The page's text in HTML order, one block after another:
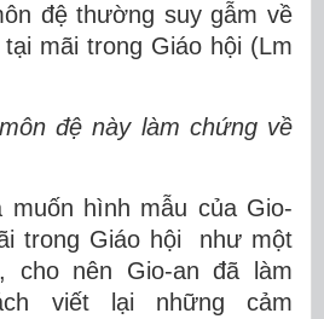
đệ thường suy gẫm về
mãi trong Giáo hội (Lm
đệ này làm chứng về
muốn hình mẫu của Gio-
trong Giáo hội như một
cho nên Gio-an đã làm
viết lại những cảm